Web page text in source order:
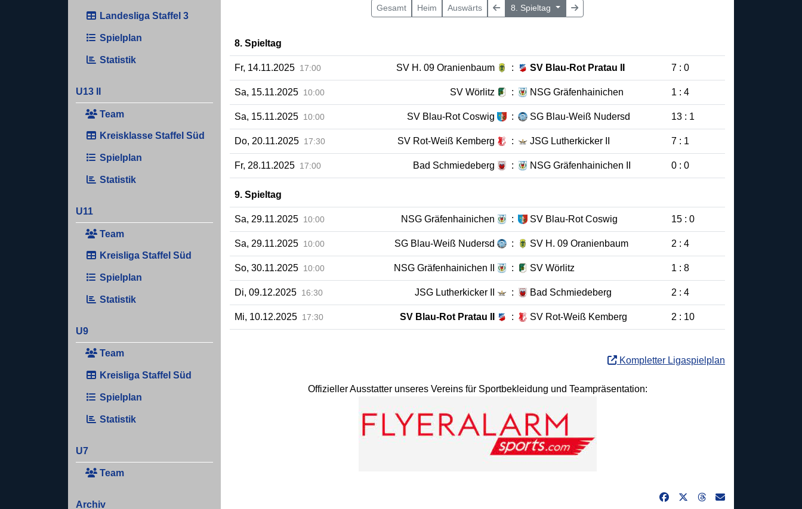
Landesliga Staffel 3
Spielplan
Statistik
U13 II
Team
Kreisklasse Staffel Süd
Spielplan
Statistik
U11
Team
Kreisliga Staffel Süd
Spielplan
Statistik
U9
Team
Kreisliga Staffel Süd
Spielplan
Statistik
U7
Team
Archiv
Gesamt Heim Auswärts 8. Spieltag
8. Spieltag
Fr, 14.11.2025 17:00 SV H. 09 Oranienbaum : SV Blau-Rot Pratau II 7 : 0
Sa, 15.11.2025 10:00 SV Wörlitz : NSG Gräfenhainichen 1 : 4
Sa, 15.11.2025 10:00 SV Blau-Rot Coswig : SG Blau-Weiß Nudersd 13 : 1
Do, 20.11.2025 17:30 SV Rot-Weiß Kemberg : JSG Lutherkicker II 7 : 1
Fr, 28.11.2025 17:00 Bad Schmiedeberg : NSG Gräfenhainichen II 0 : 0
9. Spieltag
Sa, 29.11.2025 10:00 NSG Gräfenhainichen : SV Blau-Rot Coswig 15 : 0
Sa, 29.11.2025 10:00 SG Blau-Weiß Nudersd : SV H. 09 Oranienbaum 2 : 4
So, 30.11.2025 10:00 NSG Gräfenhainichen II : SV Wörlitz 1 : 8
Di, 09.12.2025 16:30 JSG Lutherkicker II : Bad Schmiedeberg 2 : 4
Mi, 10.12.2025 17:30 SV Blau-Rot Pratau II : SV Rot-Weiß Kemberg 2 : 10
Kompletter Ligaspielplan
Offizieller Ausstatter unseres Vereins für Sportbekleidung und Teampräsentation: